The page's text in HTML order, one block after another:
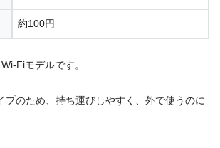
約100円
Fiモデルです。
プのため、持ち運びしやすく、外で使うのに